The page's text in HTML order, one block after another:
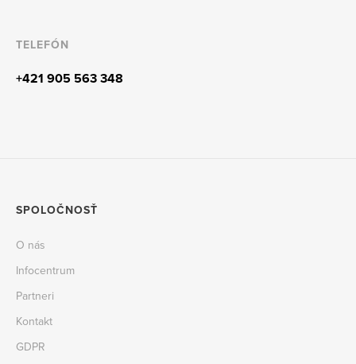
TELEFÓN
+421 905 563 348
SPOLOČNOSŤ
O nás
Infocentrum
Partneri
Kontakt
GDPR